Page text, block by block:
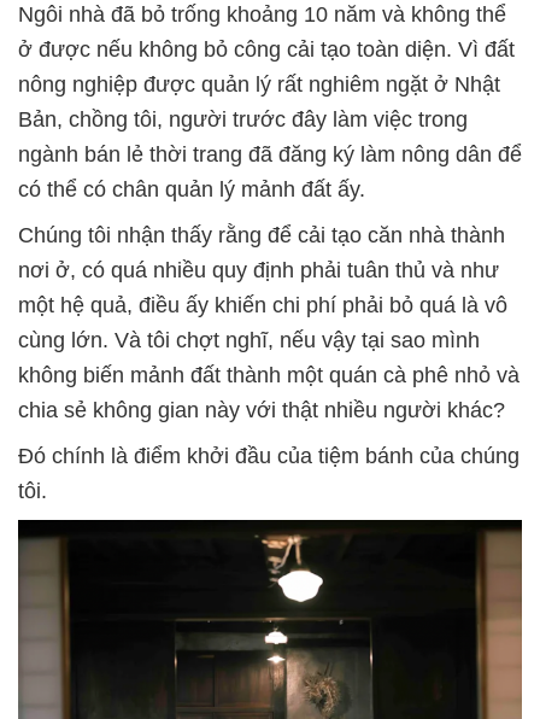
Ngôi nhà đã bỏ trống khoảng 10 năm và không thể
ở được nếu không bỏ công cải tạo toàn diện. Vì đất
nông nghiệp được quản lý rất nghiêm ngặt ở Nhật
Bản, chồng tôi, người trước đây làm việc trong
ngành bán lẻ thời trang đã đăng ký làm nông dân để
có thể có chân quản lý mảnh đất ấy.
Chúng tôi nhận thấy rằng để cải tạo căn nhà thành
nơi ở, có quá nhiều quy định phải tuân thủ và như
một hệ quả, điều ấy khiến chi phí phải bỏ quá là vô
cùng lớn. Và tôi chợt nghĩ, nếu vậy tại sao mình
không biến mảnh đất thành một quán cà phê nhỏ và
chia sẻ không gian này với thật nhiều người khác?
Đó chính là điểm khởi đầu của tiệm bánh của chúng
tôi.